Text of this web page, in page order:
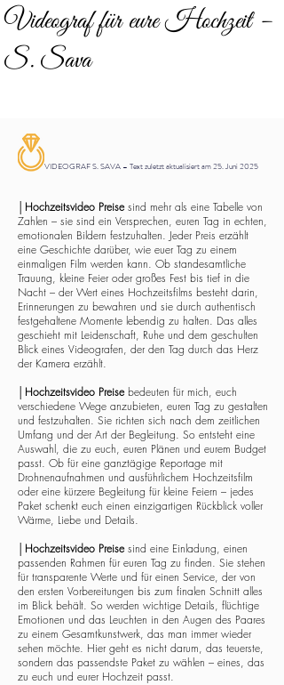
Videograf für eure Hochzeit –
S. Sava
VIDEOGRAF S. SAVA – Text zuletzt aktualisiert am 25. Juni 2025
Hochzeitsvideo Preisesind mehr als eine Tabelle von
Zahlen – sie sind ein Versprechen, euren Tag in echten,
emotionalen Bildern festzuhalten. Jeder Preis erzählt
eine Geschichte darüber, wie euer Tag zu einem
einmaligen Film werden kann. Ob standesamtliche
Trauung, kleine Feier oder großes Fest bis tief in die
Nacht – der Wert eines Hochzeitsfilms besteht darin,
Erinnerungen zu bewahren und sie durch authentisch
festgehaltene Momente lebendig zu halten. Das alles
geschieht mit Leidenschaft, Ruhe und dem geschulten
Blick eines Videografen, der den Tag durch das Herz
der Kamera erzählt.
Hochzeitsvideo Preisebedeuten für mich, euch
verschiedene Wege anzubieten, euren Tag zu gestalten
und festzuhalten. Sie richten sich nach dem zeitlichen
Umfang und der Art der Begleitung. So entsteht eine
Auswahl, die zu euch, euren Plänen und eurem Budget
passt. Ob für eine ganztägige Reportage mit
Drohnenaufnahmen und ausführlichem Hochzeitsfilm
oder eine kürzere Begleitung für kleine Feiern – jedes
Paket schenkt euch einen einzigartigen Rückblick voller
Wärme, Liebe und Details.
Hochzeitsvideo Preisesind eine Einladung, einen
passenden Rahmen für euren Tag zu finden. Sie stehen
für transparente Werte und für einen Service, der von
den ersten Vorbereitungen bis zum finalen Schnitt alles
im Blick behält. So werden wichtige Details, flüchtige
Emotionen und das Leuchten in den Augen des Paares
zu einem Gesamtkunstwerk, das man immer wieder
sehen möchte. Hier geht es nicht darum, das teuerste,
sondern das passendste Paket zu wählen – eines, das
zu euch und eurer Hochzeit passt.